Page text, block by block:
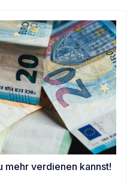
mehr verdienen kannst!